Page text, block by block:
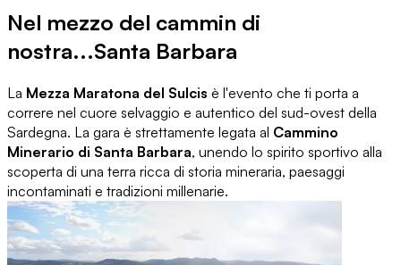
Nel mezzo del cammin di
nostra...Santa Barbara
La Mezza Maratona del Sulcis è l'evento che ti porta a
correre nel cuore selvaggio e autentico del sud-ovest della
Sardegna. La gara è strettamente legata al Cammino
Minerario di Santa Barbara, unendo lo spirito sportivo alla
scoperta di una terra ricca di storia mineraria, paesaggi
incontaminati e tradizioni millenarie.